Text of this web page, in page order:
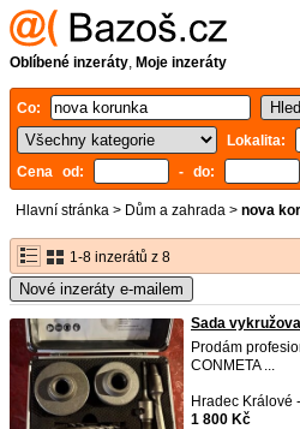
Oblíbené inzeráty, Moje inzeráty
Co:
Lokalita:
Cena od:
- do:
Hlavní stránka > Dům a zahrada > nova
1-8 inzerátů z 8
Nové inzeráty e-mailem
Sada
Prodám
CONMETA ...
Hradec Králové
1 800 Kč